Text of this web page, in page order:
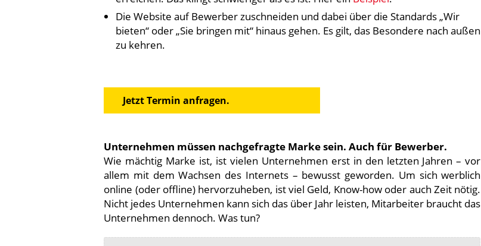
Die Website auf Bewerber zuschneiden und dabei über die Standards „Wir
bieten“ oder „Sie bringen mit“ hinaus gehen. Es gilt, das Besondere nach außen
zu kehren.
Jetzt Termin anfragen.
Unternehmen müssen nachgefragte Marke sein. Auch für Bewerber.
Wie mächtig Marke ist, ist vielen Unternehmen erst in den letzten Jahren – vor
allem mit dem Wachsen des Internets – bewusst geworden. Um sich werblich
online (oder offline) hervorzuheben, ist viel Geld, Know-how oder auch Zeit nötig.
Nicht jedes Unternehmen kann sich das über Jahr leisten, Mitarbeiter braucht das
Unternehmen dennoch. Was tun?